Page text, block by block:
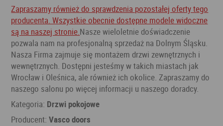
Zapraszamy również do sprawdzenia pozostałej oferty tego
producenta. Wszystkie obecnie dostępne modele widoczne
są na naszej stronie.Nasze wieloletnie doświadczenie
pozwala nam na profesjonalną sprzedaż na Dolnym Śląsku.
Nasza Firma zajmuje się montażem drzwi zewnętrznych i
wewnętrznych. Dostępni jesteśmy w takich miastach jak
Wrocław i Oleśnica, ale również ich okolice. Zapraszamy do
naszego salonu po więcej informacji u naszego doradcy.
Kategoria: Drzwi pokojowe
Producent:Vasco doors